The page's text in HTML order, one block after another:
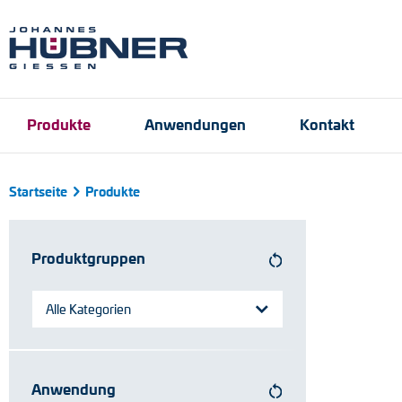
Produkte Anwendungen Kontakt
Produktfinder Inkrementale
Absolute Drehgeber
Magnetische
Drehzahlschalter
Hafen- und
Anfrageformular Ansprechpartner
Engineering Support
Stellenangebote
Startseite Produkte
Produktgruppen
Alle Kategorien
Anwendung